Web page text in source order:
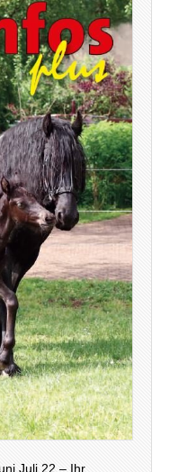
Juli 22 – Ihr